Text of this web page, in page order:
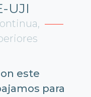
UJI
este
para